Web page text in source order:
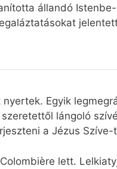
állandó
Egyik
lángoló
a Jézus
lett.